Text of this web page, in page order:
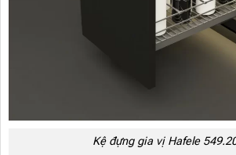
Kệ đựng gia vị Hafele